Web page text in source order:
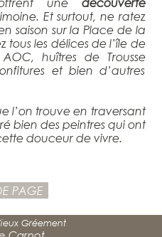
Et surtout, ne ratez
saison sur la Place de la
tous les délices de l’île de
huîtres de Trousse
et bien d’autres
l’on trouve en traversant
bien des peintres qui ont
douceur de vivre.
DE PAGE
Gréement